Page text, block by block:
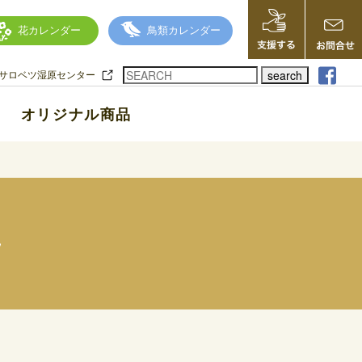
花カレンダー 鳥類カレンダー
ロベツ湿原センター search
オリジナル商品